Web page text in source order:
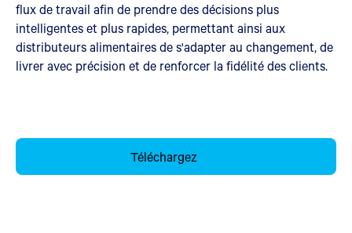
flux de travail afin de prendre des décisions plus
intelligentes et plus rapides, permettant ainsi aux
distributeurs alimentaires de s'adapter au changement, de
livrer avec précision et de renforcer la fidélité des clients.
Téléchargez